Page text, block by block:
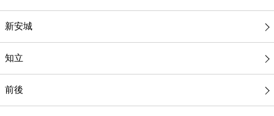
新安城
知立
前後